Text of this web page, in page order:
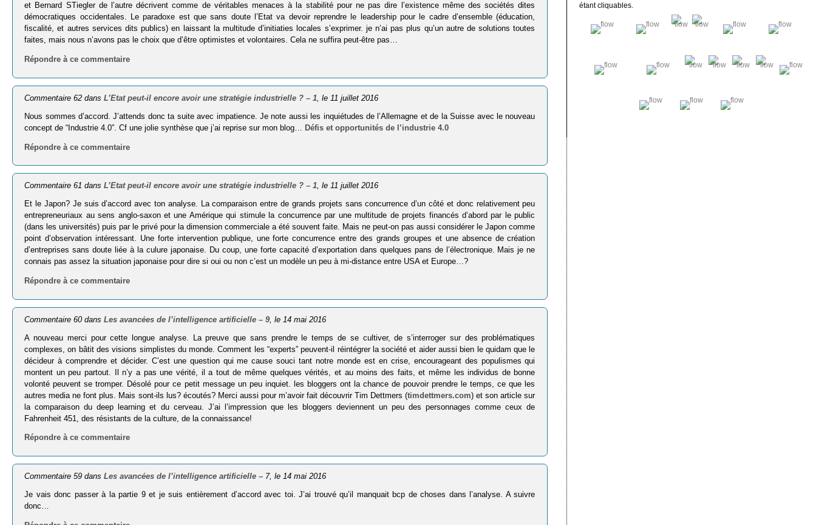
et Bernard STiegler de l’autre décrivent comme de véritables menaces à la stabilité pour ne pas dire l’existence même des sociétés dites
démocratiques occidentales. Le paradoxe est que sans doute l’Etat va devoir reprendre le leadership pour le cadre d’ensemble (éducation,
fiscalité, et autres services dits publics) en laissant la multitude d’initiaties locales s’exprimer. je n’ai pas plus qu’un autre de solutions toutes
faites, mais nous n’avons pas le choix que d’être optimistes et volontaires. Cela ne suffira peut-être pas…
Répondre à ce commentaire
Commentaire 62 dansL’Etat peut-il encore avoir une stratégie industrielle ? – 1 , le 11 juillet 2016
Nous sommes d’accord. J’attends donc ta suite avec impatience. Je note aussi les inquiétudes de l’Allemagne et de la Suisse avec le nouveau
concept de “Industrie 4.0”. Cf une jolie synthèse que j’ai reprise sur mon blog…
Défis et opportunités de l’industrie 4.0
Répondre à ce commentaire
Commentaire 61 dansL’Etat peut-il encore avoir une stratégie industrielle ? – 1, le 11 juillet 2016
Et le Japon? Je suis d’accord avec ton analyse. La comparaison entre de grands projets sans concurrence d’un côté et donc relativement peu
entrepreneuriaux au sens anglo-saxon et une Amérique qui stimule la concurrence par une multitude de projets financés d’abord par le public
(dans les universités) puis par le privé pour la dimension commerciale a été souvent faite. Mais ne peut-on pas aussi considérer le Japon comme
point d’observation intéressant. Une forte intervention publique, une forte concurrence entre des grands groupes et une absence de création
d’entreprises sans doute liée à la culure japonaise. Du coup, une forte capacité d’exportation dans quelques pans de l’électronique. Mais je ne
connais pas assez la situation japonaise pour dire si oui ou non c’est un modèle un peu à mi-distance entre USA et Europe…?
Répondre à ce commentaire
Commentaire 60 dansLes avancées de l’intelligence artificielle – 9, le 14 mai 2016
A nouveau merci pour cette longue analyse. La preuve que sans prendre le temps de se cultiver, de s’interroger sur des problématiques
complexes, on bâtit des visions simplistes du monde. Comment les “experts” peuvent-il réintégrer la société et aider aussi bien le quidam que le
décideur à comprendre et décider. C’est une question qui me cause souci tant notre monde est en crise, encourageant des populismes qui
montent un peu partout. Il n’y a pas une vérité, il a tout de même quelques vérités, et au moins des faits, et même les individus de bonne
volonté peuvent se tromper. Désolé pour ce petit message un peu inquiet. les bloggers ont la chance de pouvoir prendre le temps, ce que les
autres media ne font plus. Mais sont-ils lus? écoutés? Merci aussi pour m’avoir fait découvrir Tim Dettmers (timdettmers.com) et son article sur
la comparaison du deep learning et du cerveau. J’ai l’impression que les bloggers deviennent un peu des personnages comme ceux de
Fahrenheit 451, des résistants de la culture, de la connaissance!
Répondre à ce commentaire
Commentaire 59 dansLes avancées de l’intelligence artificielle – 7, le 14 mai 2016
Je vais donc passer à la partie 9 et je suis entièrement d’accord avec toi. J’ai trouvé qu’il manquait bcp de choses dans l’analyse. A suivre
donc…
étant cliquables.